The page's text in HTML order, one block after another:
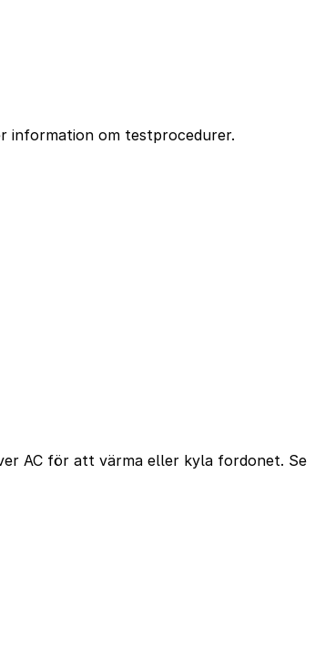
information om testprocedurer.
AC för att värma eller kyla fordonet. Se